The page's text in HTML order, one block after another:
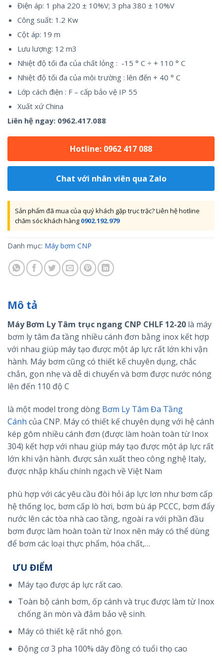
Điện áp: 1 pha 220 ± 10%V; 3 pha 380 ± 10%V
Công suất: 1.2 Kw
Cột áp: 19 m
Lưu lượng: 12 m3
Nhiệt độ tối đa của chất lỏng : -15 ° C ÷ + 110 ° C
Nhiệt độ tối đa của môi trường : lên đến + 40 ° C
Lớp cách điện : F – cấp bảo vệ IP 55
Xuất xứ China
Liên hệ ngay: 0962.417.088
Hotline: 0962 417 088
Chat với nhân viên qua Zalo
Sản phẩm đã mua của quý khách gặp trục trặc? Liên hệ hotline
chăm sóc khách hàng 0902.192.979
Danh mục: Máy bơm CNP
Mô tả
Máy Bơm Ly Tâm trục ngang CNP CHLF 12-20 là máy
bơm ly tâm đa tầng nhiều cánh đơn bằng inox kết hợp
với nhau giúp máy tạo được một áp lực rất lớn khi vận
hành. Máy bơm cũng có thiết kế chuyên dụng, chắc
chắn, gọn nhẹ và dễ di chuyển và bơm được nước nóng
lên đến 110 độ C
là một model trong dòng Bơm Ly Tâm Đa Tầng
Cánh của CNP. Máy có thiết kế chuyên dụng với hệ cánh
kép gôm nhiều cánh đơn (được làm hoàn toàn từ Inox
304) kết hợp với nhau giúp máy tạo được một áp lực rất
lớn khi vận hành. được sản xuất theo công nghệ Italy,
được nhập khẩu chính ngạch về Việt Nam
phù hợp với các yêu cầu đòi hỏi áp lực lơn như bơm cấp
hệ thống lọc, bơm cấp lò hơi, bơm bù áp PCCC, bơm đẩy
nước lên các tòa nhà cao tầng, ngoài ra với phần đầu
bơm được làm hoàn toàn từ Inox nên máy có thể dùng
để bơm các loại thực phẩm, hóa chất,…
ƯU ĐIỂM
Máy tạo được áp lực rất cao.
Toàn bộ cánh bơm, ốp cánh và trục được làm từ Inox
chống ăn mòn và đảm bảo vệ sinh.
Máy có thiết kệ rất nhỏ gọn.
Động cơ 3 pha 100% dây đồng có tuổi thọ cao